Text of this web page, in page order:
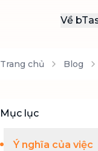
Về
Trang chủ Blog
Mục lục
Ý nghĩa của việc